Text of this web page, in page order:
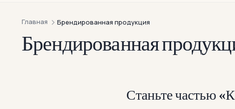
Главная Брендированная продукция
Брендированная
Станьте частью«